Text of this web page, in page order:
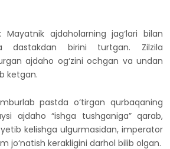
Mayatnik ajdaholarning jag‘lari bilan
dastakdan birini turtgan. Zilzila
ajdaho og‘zini ochgan va undan
ketgan.
pastda o‘tirgan qurbaqaning
ajdaho “ishga tushganiga” qarab,
kelishga ulgurmasidan, imperator
jo‘natish kerakligini darhol bilib olgan.